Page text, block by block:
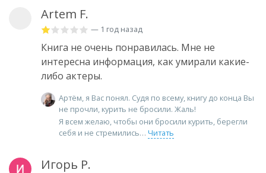
Artem F.
— 1 год назад
Книга не очень понравилась. Мне не
интересна информация, как умирали какие-
либо актеры.
Артём, я Вас понял. Судя по всему, книгу до конца Вы
не прочли, курить не бросили. Жаль!
Я всем желаю, чтобы они бросили курить, берегли
себя и не стремились
Читать
Игорь Р.